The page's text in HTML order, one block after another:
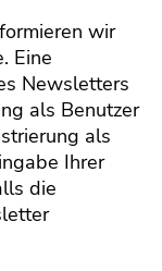
wir
Eine
Newsletters
als Benutzer
als
Ihrer
die